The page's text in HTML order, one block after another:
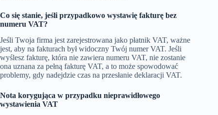
Co się stanie, jeśli przypadkowo wystawię fakturę bez
numeru VAT?
Jeśli Twoja firma jest zarejestrowana jako płatnik VAT, ważne
jest, aby na fakturach był widoczny Twój numer VAT. Jeśli
wyślesz fakturę, która nie zawiera numeru VAT, nie zostanie
ona uznana za pełną fakturę VAT, a to może spowodować
problemy, gdy nadejdzie czas na przesłanie deklaracji VAT.
Nota korygująca w przypadku nieprawidłowego
wystawienia VAT